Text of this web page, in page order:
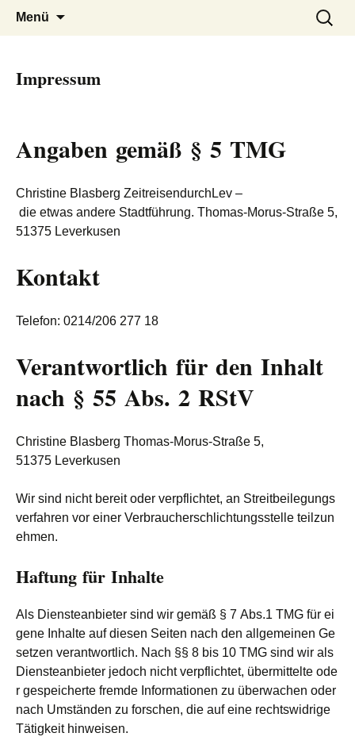
Menü
Suchen
nach:
Impressum
Angaben gemäß § 5 TMG
Christine Blasberg ZeitreisendurchLev –
die etwas andere Stadtführung. Thomas-Morus-Straße 5,
51375 Leverkusen
Kontakt
Telefon: 0214/206 277 18
Verantwortlich für den Inhalt
nach § 55 Abs. 2 RStV
Christine Blasberg Thomas-Morus-Straße 5,
51375 Leverkusen
Wir sind nicht bereit oder verpflichtet, an Streitbeilegungs
verfahren vor einer Verbraucherschlichtungsstelle teilzun
ehmen.
Haftung für Inhalte
Als Diensteanbieter sind wir gemäß § 7 Abs.1 TMG für ei
gene Inhalte auf diesen Seiten nach den allgemeinen Ge
setzen verantwortlich. Nach §§ 8 bis 10 TMG sind wir als
Diensteanbieter jedoch nicht verpflichtet, übermittelte ode
r gespeicherte fremde Informationen zu überwachen oder
nach Umständen zu forschen, die auf eine rechtswidrige
Tätigkeit hinweisen.